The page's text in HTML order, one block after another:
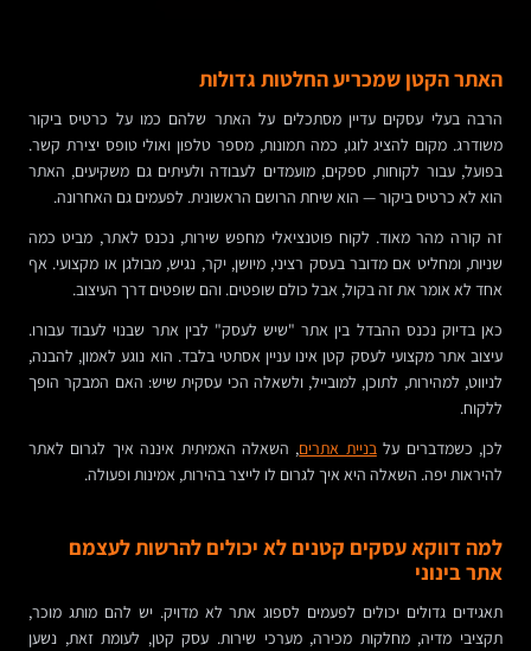
האתר הקטן שמכריע החלטות גדולות
הרבה בעלי עסקים עדיין מסתכלים על האתר שלהם כמו על כרטיס ביקור
משודרג. מקום להציג לוגו, כמה תמונות, מספר טלפון ואולי טופס יצירת קשר.
בפועל, עבור לקוחות, ספקים, מועמדים לעבודה ולעיתים גם משקיעים, האתר
הוא לא כרטיס ביקור — הוא שיחת הרושם הראשונית. לפעמים גם האחרונה.
זה קורה מהר מאוד. לקוח פוטנציאלי מחפש שירות, נכנס לאתר, מביט כמה
שניות, ומחליט אם מדובר בעסק רציני, מיושן, יקר, נגיש, מבולגן או מקצועי. אף
אחד לא אומר את זה בקול, אבל כולם שופטים. והם שופטים דרך העיצוב.
כאן בדיוק נכנס ההבדל בין אתר "שיש לעסק" לבין אתר שבנוי לעבוד עבורו.
עיצוב אתר מקצועי לעסק קטן אינו עניין אסתטי בלבד. הוא נוגע לאמון, להבנה,
לניווט, למהירות, לתוכן, למובייל, ולשאלה הכי עסקית שיש: האם המבקר הופך
ללקוח.
לכן, כשמדברים עלבניית אתרים, השאלה האמיתית איננה איך לגרום לאתר
להיראות יפה. השאלה היא איך לגרום לו לייצר בהירות, אמינות ופעולה.
למה דווקא עסקים קטנים לא יכולים להרשות לעצמם
אתר בינוני
תאגידים גדולים יכולים לפעמים לספוג אתר לא מדויק. יש להם מותג מוכר,
תקציבי מדיה, מחלקות מכירה, מערכי שירות. עסק קטן, לעומת זאת, נשען